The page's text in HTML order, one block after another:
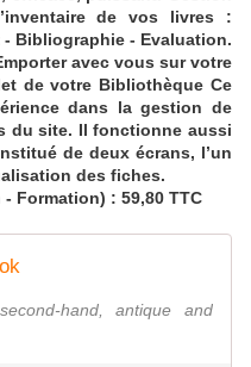
de vos livres :
Bibliographie - Evaluation.
avec vous sur votre
de votre Bibliothèque Ce
dans la gestion de
du site. Il fonctionne aussi
de deux écrans, l’un
des fiches.
Formation) : 59,80 TTC
hand, antique and